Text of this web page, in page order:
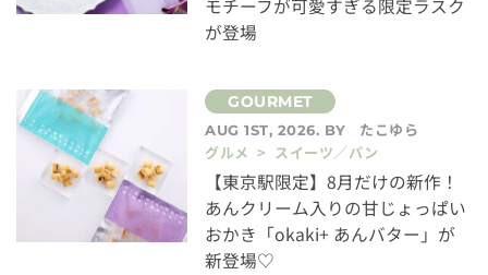
モチーフが可愛すぎる限定ラスク
が登場
AUG 1ST, 2026. BY
たこゆら
グルメ > スイーツ／パン
【東京駅限定】8月だけの新作！
あんクリーム入りの甘じょっぱい
おかき「okaki+ あんバター」が
新登場♡